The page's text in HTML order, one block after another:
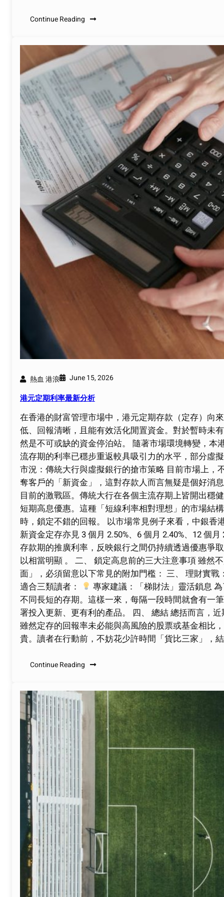
Continue Reading
熱血 港浪 June 15, 2026
港元定期利率最新分析
在香港的財富管理市場中，港元定期存款（定存）向
低、回報清晰，且能有效活化閒置資金。對於暫時未
然是不可或缺的資金停泊站。 隨著市場環境轉變，
流存期的利率已穩步重返較具吸引力的水平，部分虛
市況：傳統大行與虛擬銀行的搶市策略 目前市場上
奪客戶的「新資金」，這對存款人而言無疑是個好消
目前的激戰區。傳統大行在各個主流存期上皆開出穩
短期高息優惠。這種「短線利率相對理想」的市場結
時，鎖定不錯的回報。 以市場常見例子來看，中銀香
新資金定存亦見 3 個月 2.50%、6 個月 2.40%、12 個
存款期的推廣利率，反映銀行之間仍持續透過優惠爭
以相當明顯 。 二、 鎖定高息前的三大注意事項 雖然
面」，必須留意以下常見的附加門檻： 三、 理財實
適合三類讀者：
專家建議：「梯財法」靈活鎖息
不同長短的存期。這樣一來，每隔一段時間就會有一
署投入更新、更有利的產品。 四、 總結 總括而言，
雖然定存的回報率未必能與高風險的股票或基金相比
貴。讀者在行動前，不妨花少許時間「貨比三家」，
Continue Reading